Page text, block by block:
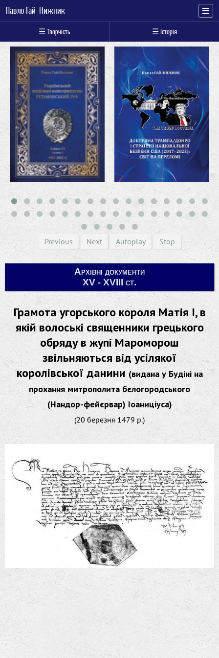
Павло Гай-Нижник
☰ Творчість ☰ Історія
Previous Next Autoplay Stop
Архівні документи
XV - XVIII ст.
Грамота угорського короля Матія І, в
якій волоські священники грецького
обряду в жупі Мароморош
звільняються від усілякої
королівської данини (видана у Будіні на
прохання митрополита бєлогородського
(Нандор-фейєрвар) Іоаниціуса)
(20 березня 1479 р.)